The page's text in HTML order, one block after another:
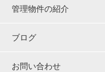
管理物件の紹介
ブログ
お問い合わせ